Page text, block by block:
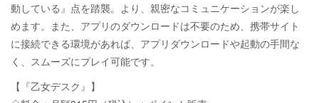
動している』点を踏襲。より、親密なコミュニケーションが楽し
めます。また、アプリのダウンロードは不要のため、携帯サイト
に接続できる環境があれば、アプリダウンロードや起動の手間な
く、スムーズにプレイ可能です。
【『乙女デスク』】